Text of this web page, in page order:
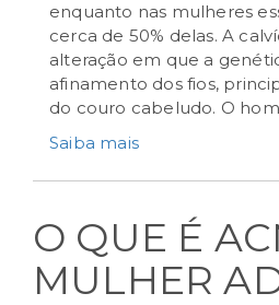
agosto 27th, 2024
enquanto nas mulheres
cerca de 50% delas. A
alteração em que a
afinamento dos fios,
do couro cabeludo. O
Saiba mais
O QUE É
MULHER